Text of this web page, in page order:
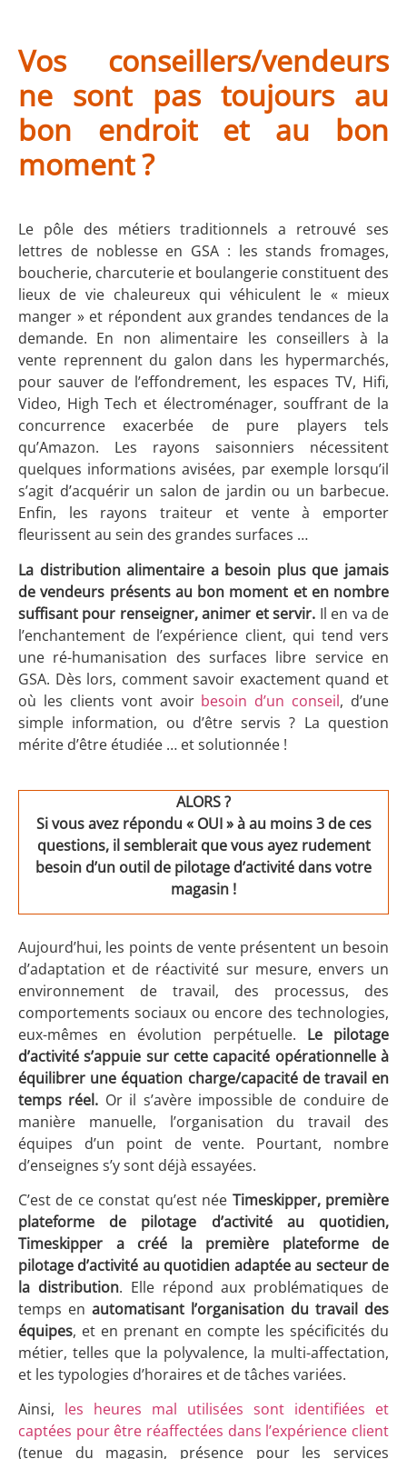
Vos conseillers/vendeurs
ne sont pas toujours au
bon endroit et au bon
moment ?
Le pôle des métiers traditionnels a retrouvé ses
lettres de noblesse en GSA : les stands fromages,
boucherie, charcuterie et boulangerie constituent des
lieux de vie chaleureux qui véhiculent le « mieux
manger » et répondent aux grandes tendances de la
demande. En non alimentaire les conseillers à la
vente reprennent du galon dans les hypermarchés,
pour sauver de l’effondrement, les espaces TV, Hifi,
Video, High Tech et électroménager, souffrant de la
concurrence exacerbée de pure players tels
qu’Amazon. Les rayons saisonniers nécessitent
quelques informations avisées, par exemple lorsqu’il
s’agit d’acquérir un salon de jardin ou un barbecue.
Enfin, les rayons traiteur et vente à emporter
fleurissent au sein des grandes surfaces …
La distribution alimentaire a besoin plus que jamais
de vendeurs présents au bon moment et en nombre
suffisant pour renseigner, animer et servir. Il en va de
l’enchantement de l’expérience client, qui tend vers
une ré-humanisation des surfaces libre service en
GSA. Dès lors, comment savoir exactement quand et
où les clients vont avoir besoin d’un conseil, d’une
simple information, ou d’être servis ? La question
mérite d’être étudiée … et solutionnée !
ALORS ?
Si vous avez répondu « OUI » à au moins 3 de ces
questions, il semblerait que vous ayez rudement
besoin d’un outil de pilotage d’activité dans votre
magasin !
Aujourd’hui, les points de vente présentent un besoin
d’adaptation et de réactivité sur mesure, envers un
environnement de travail, des processus, des
comportements sociaux ou encore des technologies,
eux-mêmes en évolution perpétuelle. Le pilotage
d’activité s’appuie sur cette capacité opérationnelle à
équilibrer une équation charge/capacité de travail en
temps réel. Or il s’avère impossible de conduire de
manière manuelle, l’organisation du travail des
équipes d’un point de vente. Pourtant, nombre
d’enseignes s’y sont déjà essayées.
C’est de ce constat qu’est née Timeskipper, première
plateforme de pilotage d’activité au quotidien,
Timeskipper a créé la première plateforme de
pilotage d’activité au quotidien adaptée au secteur de
la distribution. Elle répond aux problématiques de
temps en automatisant l’organisation du travail des
équipes, et en prenant en compte les spécificités du
métier, telles que la polyvalence, la multi-affectation,
et les typologies d’horaires et de tâches variées.
Ainsi, les heures mal utilisées sont identifiées et
captées pour être réaffectées dans l’expérience client
(tenue du magasin, présence pour les services